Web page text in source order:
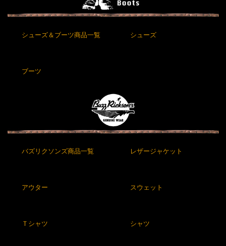
シューズ＆ブーツ商品一覧 シューズ
ブーツ
バズリクソンズ商品一覧 レザージャケット
アウター スウェット
Ｔシャツ シャツ